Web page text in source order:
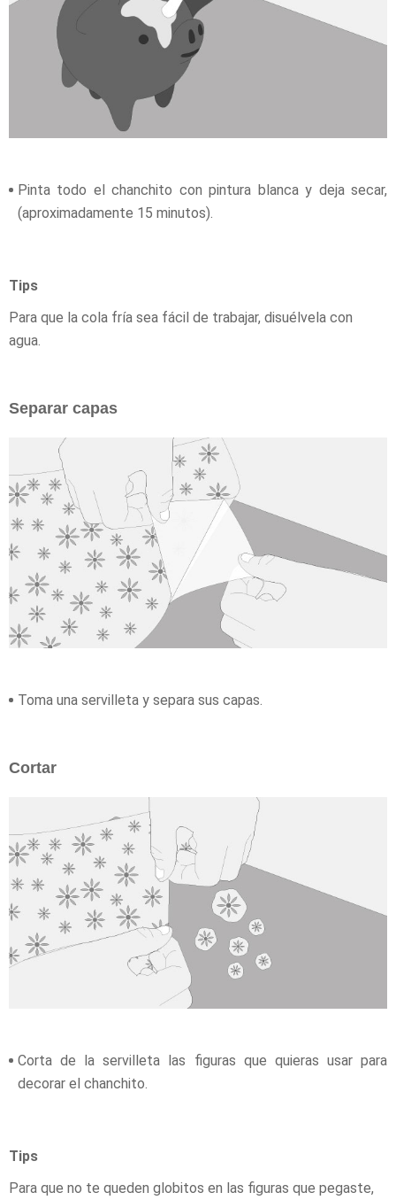
Pinta todo el chanchito con pintura blanca y deja secar,
(aproximadamente 15 minutos).
Tips
Para que la cola fría sea fácil de trabajar, disuélvela con
agua.
Separar capas
Toma una servilleta y separa sus capas.
Cortar
Corta de la servilleta las figuras que quieras usar para
decorar el chanchito.
Tips
Para que no te queden globitos en las figuras que pegaste,